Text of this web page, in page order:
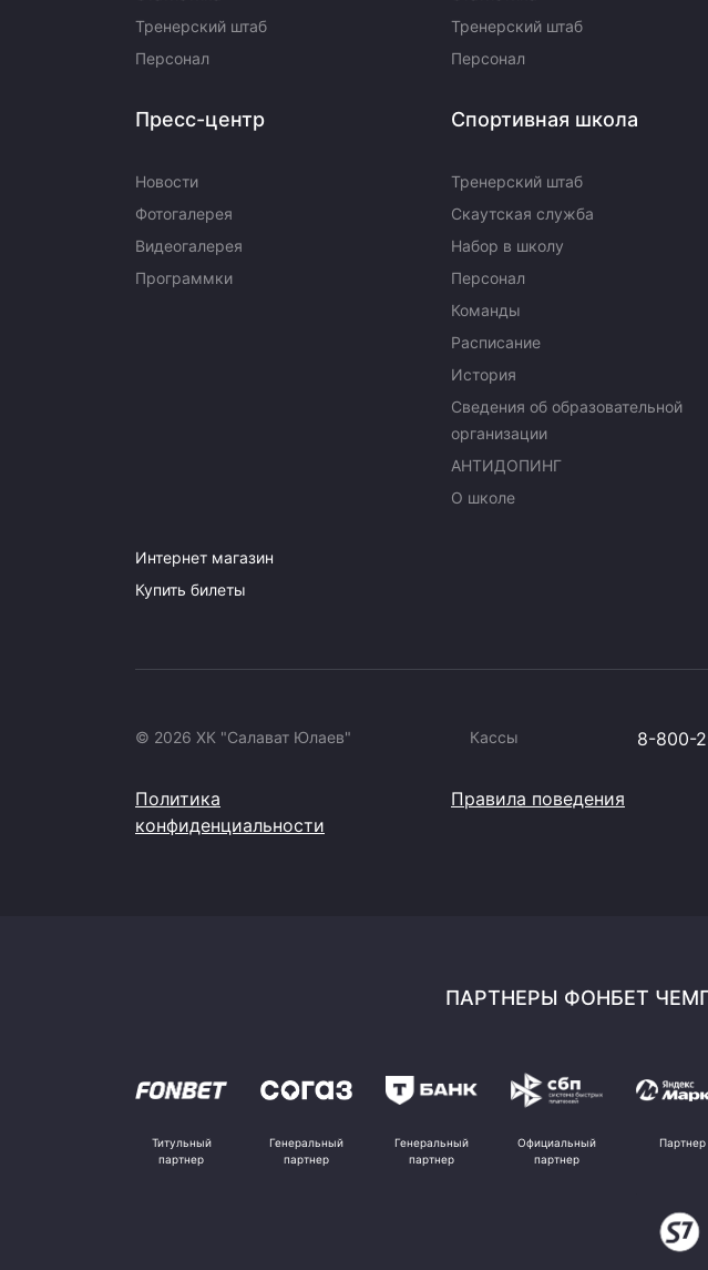
Тренерский штаб
Персонал
Тренерский штаб
Персонал
Пресс-центр
Новости
Фотогалерея
Видеогалерея
Программки
Спортивная школа
Тренерский штаб
Скаутская служба
Набор в школу
Персонал
Команды
Расписание
История
Сведения об образовательной
организации
АНТИДОПИНГ
О школе
Интернет магазин
Купить билеты
© 2026 ХК "Салават Юлаев" Кассы 8-800-
Политика
конфиденциальности
Правила поведения
ПАРТНЕРЫ ФОНБЕТ
Титульный
партнер
Генеральный
партнер
Генеральный
партнер
Официальный
партнер
Партнер